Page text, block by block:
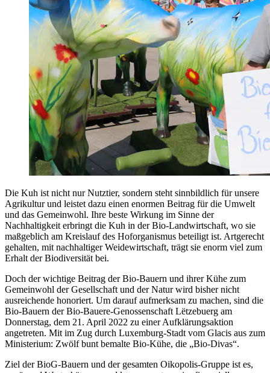
Die Kuh ist nicht nur Nutztier, sondern steht sinnbildlich für unsere
Agrikultur und leistet dazu einen enormen Beitrag für die Umwelt
und das Gemeinwohl. Ihre beste Wirkung im Sinne der
Nachhaltigkeit erbringt die Kuh in der Bio-Landwirtschaft, wo sie
maßgeblich am Kreislauf des Hoforganismus beteiligt ist. Artgerecht
gehalten, mit nachhaltiger Weidewirtschaft, trägt sie enorm viel zum
Erhalt der Biodiversität bei.
Doch der wichtige Beitrag der Bio-Bauern und ihrer Kühe zum
Gemeinwohl der Gesellschaft und der Natur wird bisher nicht
ausreichende honoriert. Um darauf aufmerksam zu machen, sind die
Bio-Bauern der Bio-Bauere-Genossenschaft Lëtzebuerg am
Donnerstag, dem 21. April 2022 zu einer Aufklärungsaktion
angetreten. Mit im Zug durch Luxemburg-Stadt vom Glacis aus zum
Ministerium: Zwölf bunt bemalte Bio-Kühe, die „Bio-Divas“.
Ziel der BioG-Bauern und der gesamten Oikopolis-Gruppe ist es,